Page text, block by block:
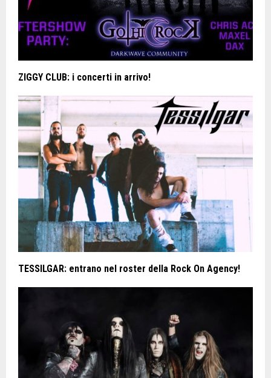
ZIGGY CLUB: i concerti in arrivo!
TESSILGAR: entrano nel roster della Rock On Agency!